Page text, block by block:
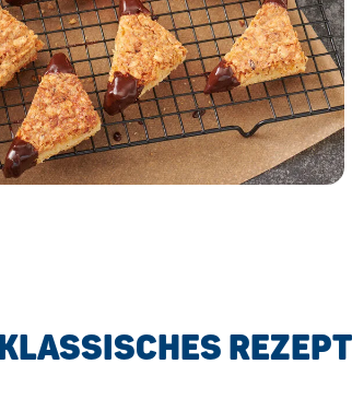
REZEPT